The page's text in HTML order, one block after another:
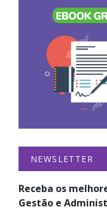
NEWSLETTER
Receba os
Gestão e